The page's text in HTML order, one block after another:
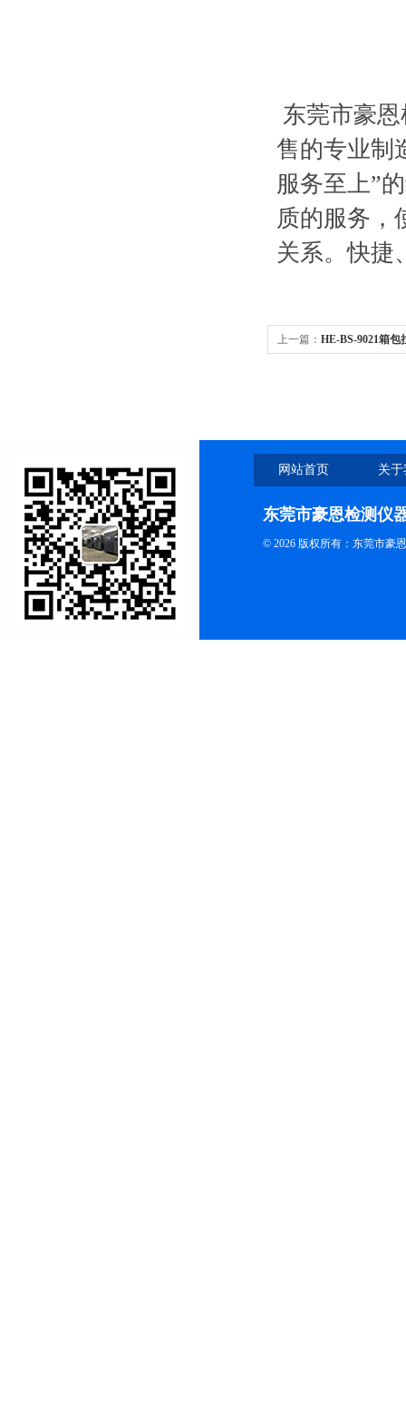
东莞市豪
售的专业制
服务至上”
质的服务，
关系。快捷
上一篇： HE-BS-9021箱包
网站首页 关
东莞市豪恩检测仪
© 2026 版权所有：东莞市豪